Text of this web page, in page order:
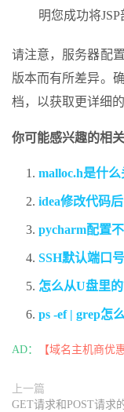
明您成功将JSP
请注意，服务器配
版本而有所差异。
档，以获取更详细
你可能感兴趣的相关
malloc.h是什
idea修改代码
pycharm配置
SSH默认端口
怎么从U盘里
ps -ef | grep怎
AD： 【域名主机商优
上一篇
GET请求和POST请求